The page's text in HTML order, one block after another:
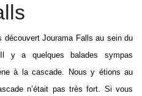
découvert Jourama Falls au sein du
y a quelques balades sympas
à la cascade. Nous y étions au
n’était pas très fort. Si vous